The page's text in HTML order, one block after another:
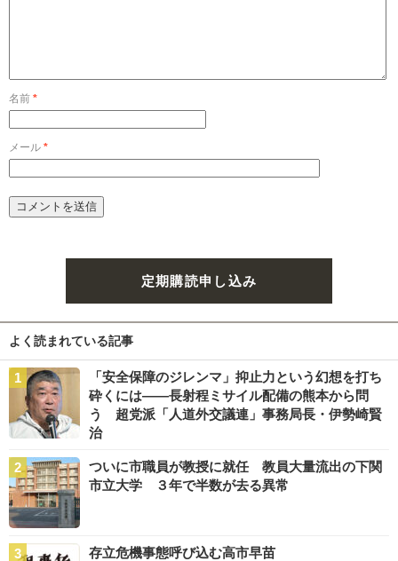
名前 *
メール *
定期購読申し込み
よく読まれている記事
「安全保障のジレンマ」抑止力という幻想を打ち
砕くには――長射程ミサイル配備の熊本から問
う 超党派「人道外交議連」事務局長・伊勢崎賢
治
ついに市職員が教授に就任 教員大量流出の下関
市立大学 ３年で半数が去る異常
存立危機事態呼び込む高市早苗